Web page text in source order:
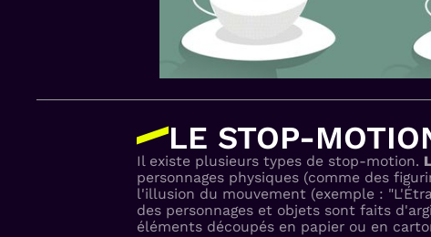
LE STOP-
Il existe plusieurs types de stop-motion.
personnages physiques (comme des
l'illusion du mouvement (exemple :
des personnages et objets sont faits
éléments découpés en papier ou en